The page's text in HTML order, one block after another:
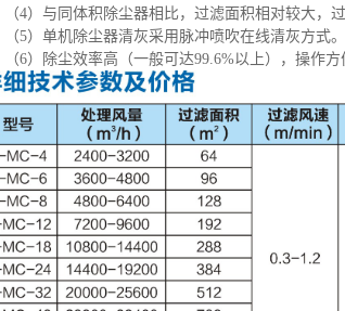
（4）与同体积除尘器相比，过滤面积相对较大，
（5）单机除尘器清灰采用脉冲喷吹在线清灰方式
（6）除尘效率高（一般可达99.6%以上），操作方